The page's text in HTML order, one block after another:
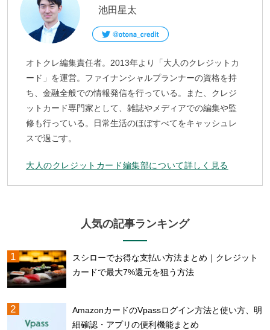
池田星太
オトクレ編集責任者。2013年より「大人のクレジットカ
ード」を運営。ファイナンシャルプランナーの資格を持
ち、金融全般での情報発信を行っている。また、クレジ
ットカード専門家として、雑誌やメディアでの編集や監
修も行っている。日常生活のほぼすべてをキャッシュレ
スで過ごす。
大人のクレジットカード編集部について詳しく見る
人気の記事ランキング
スシローでお得な支払い方法まとめ｜クレジット
カードで最大7%還元を狙う方法
AmazonカードのVpassログイン方法と使い方、明
細確認・アプリの便利機能まとめ